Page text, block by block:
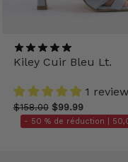
Kiley Cuir Bleu Lt.
1 review
$158.00 $99.99
- 50 % de réduction |